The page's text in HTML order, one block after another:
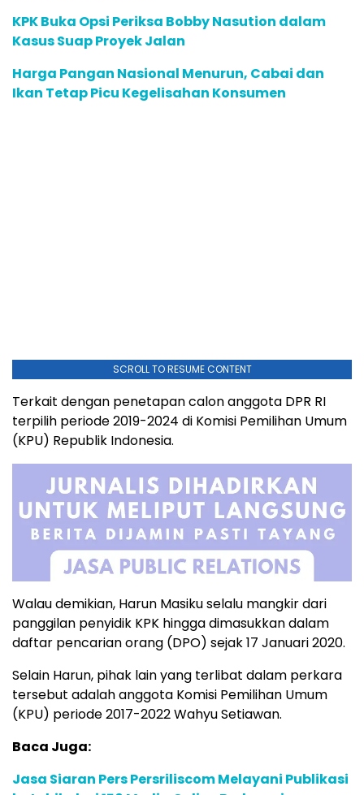
KPK Buka Opsi Periksa Bobby Nasution dalam
Kasus Suap Proyek Jalan
Harga Pangan Nasional Menurun, Cabai dan
Ikan Tetap Picu Kegelisahan Konsumen
SCROLL TO RESUME CONTENT
Terkait dengan penetapan calon anggota DPR RI
terpilih periode 2019-2024 di Komisi Pemilihan Umum
(KPU) Republik Indonesia.
Walau demikian, Harun Masiku selalu mangkir dari
panggilan penyidik KPK hingga dimasukkan dalam
daftar pencarian orang (DPO) sejak 17 Januari 2020.
Selain Harun, pihak lain yang terlibat dalam perkara
tersebut adalah anggota Komisi Pemilihan Umum
(KPU) periode 2017-2022 Wahyu Setiawan.
Baca Juga:
Jasa Siaran Pers Persriliscom Melayani Publikasi